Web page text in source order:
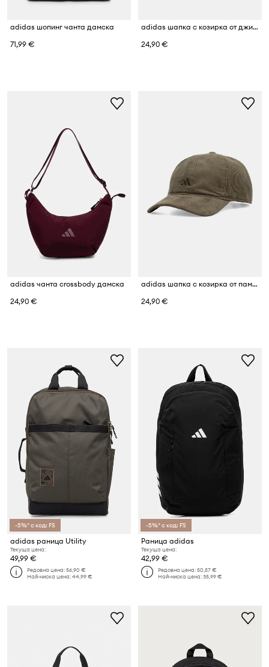
adidas шопинг чанта дамска
71,99 €
adidas шапка с козирка от джинсова материя
24,90 €
adidas чанта crossbody дамска
24,90 €
adidas шапка с козирка от памук
24,90 €
-5%* с код: FS
adidas раница Utility
Текуща цена:
49,99 €
Редовна цена:56,90 €
Най-ниска цена:44,99 €
-5%* с код: FS
Раница adidas
Текуща цена:
42,99 €
Редовна цена:50,57 €
Най-ниска цена:35,99 €